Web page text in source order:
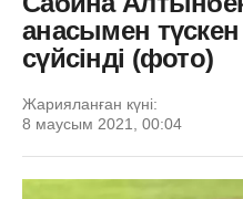
анасымен түскен
сүйсінді (фото)
Жарияланған күні:
8 маусым 2021, 00:04